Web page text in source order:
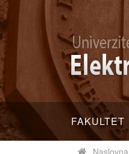
FAKULTET
Naslovna